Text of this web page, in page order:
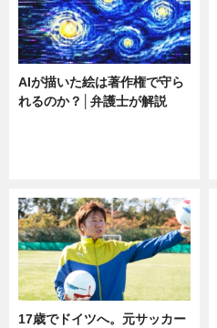
AIが描いた絵は著作権で守ら
れるのか？│弁護士が解説
17歳でドイツへ。元サッカー